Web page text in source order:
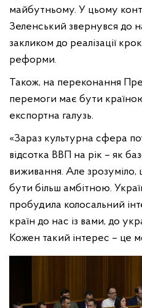
майбутньому. У цьому
Зеленський звернувся до
закликом до реалізації
реформи.
Також, на переконання
перемоги має бути
експортна галузь.
«Зараз культурна сфера
відсотка ВВП на рік – як
виживання. Але зрозуміло,
бути більш амбітною.
пробудила колосальний
країн до нас із вами, до
Кожен такий інтерес – це